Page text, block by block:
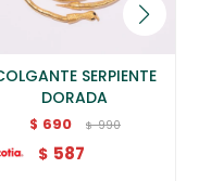
SERPIENTE
DORADA
$ 690 $ 990
$ 587